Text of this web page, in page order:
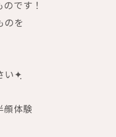
です！
のを
い✦ฺ
顔体験